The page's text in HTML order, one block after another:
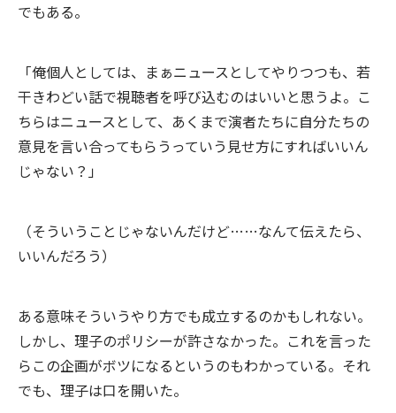
でもある。
「俺個人としては、まぁニュースとしてやりつつも、若
干きわどい話で視聴者を呼び込むのはいいと思うよ。こ
ちらはニュースとして、あくまで演者たちに自分たちの
意見を言い合ってもらうっていう見せ方にすればいいん
じゃない？」
（そういうことじゃないんだけど……なんて伝えたら、
いいんだろう）
ある意味そういうやり方でも成立するのかもしれない。
しかし、理子のポリシーが許さなかった。これを言った
らこの企画がボツになるというのもわかっている。それ
でも、理子は口を開いた。